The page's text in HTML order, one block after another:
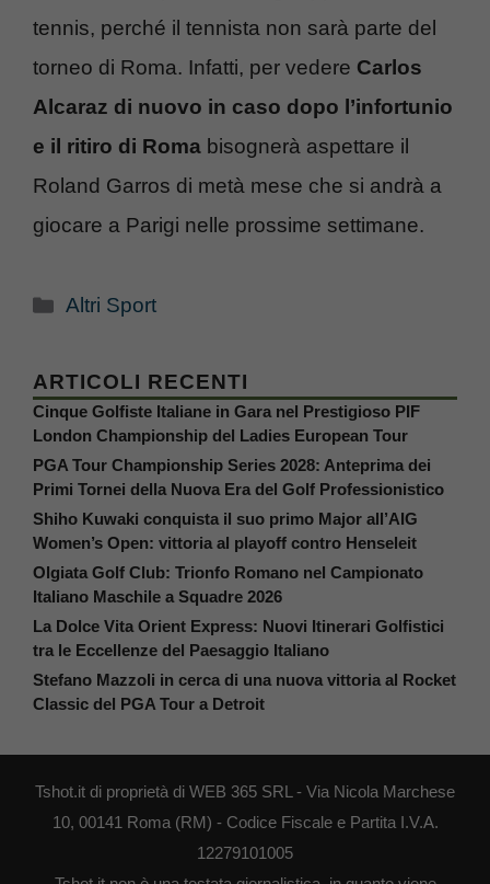
tennis, perché il tennista non sarà parte del
torneo di Roma. Infatti, per vedere Carlos
Alcaraz di nuovo in caso dopo l’infortunio
e il ritiro di Roma bisognerà aspettare il
Roland Garros di metà mese che si andrà a
giocare a Parigi nelle prossime settimane.
Categorie
Altri Sport
ARTICOLI RECENTI
Cinque Golfiste Italiane in Gara nel Prestigioso PIF
London Championship del Ladies European Tour
PGA Tour Championship Series 2028: Anteprima dei
Primi Tornei della Nuova Era del Golf Professionistico
Shiho Kuwaki conquista il suo primo Major all’AIG
Women’s Open: vittoria al playoff contro Henseleit
Olgiata Golf Club: Trionfo Romano nel Campionato
Italiano Maschile a Squadre 2026
La Dolce Vita Orient Express: Nuovi Itinerari Golfistici
tra le Eccellenze del Paesaggio Italiano
Stefano Mazzoli in cerca di una nuova vittoria al Rocket
Classic del PGA Tour a Detroit
Tshot.it di proprietà di WEB 365 SRL - Via Nicola Marchese
10, 00141 Roma (RM) - Codice Fiscale e Partita I.V.A.
12279101005